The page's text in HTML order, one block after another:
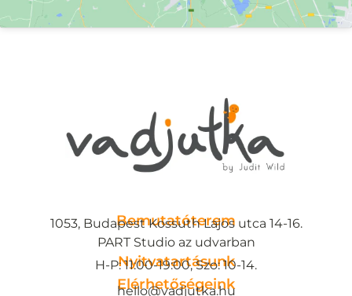
Bemutatóterem
1053, Budapest Kossuth Lajos utca 14-16.
PART Studio az udvarban
Nyitvatartásunk
H-P: 11:00-19:00, Szo: 10-14.
Elérhetőségeink
hello@vadjutka.hu